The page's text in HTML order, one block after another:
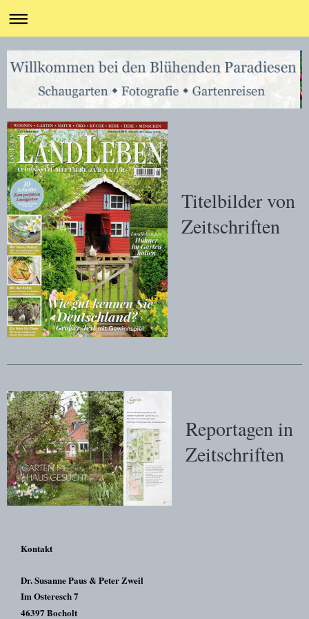
Titelbilder von
Zeitschriften
Reportagen in
Zeitschriften
Kontakt
Dr. Susanne Paus & Peter Zweil
Im Osteresch 7
46397 Bocholt